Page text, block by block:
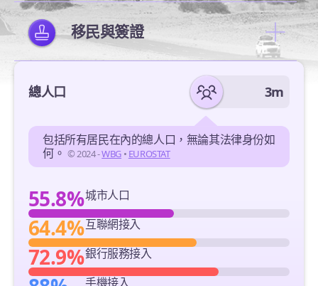
移民與簽證
總人口 3m
包括所有居民在內的總人口，無論其法律身份如
何。 © 2024 -WBG • EUROSTAT
55.8%城市人口
64.4%互聯網接入
72.9%銀行服務接入
手機接入